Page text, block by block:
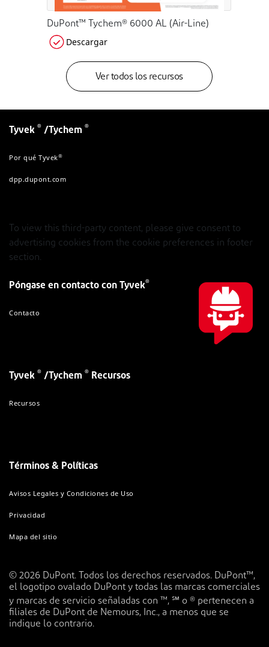
DuPont™ Tychem® 6000 AL (Air-Line)
Descargar
Ver todos los recursos
Tyvek ® /Tychem ®
Por qué Tyvek®
dpp.dupont.com
To view this third-party content, please give consent to
advertising cookies from the cookie preferences in footer
section.
Póngase en contacto con Tyvek®
Contacto
Tyvek ® /Tychem ® Recursos
Recursos
Términos & Políticas
Avisos Legales y Condiciones de Uso
Privacidad
Mapa del sitio
© 2026 DuPont. Todos los derechos reservados. DuPont™,
el logotipo ovalado DuPont y todas las marcas comerciales
y marcas de servicio señaladas con ™, ℠ o ® pertenecen a
filiales de DuPont de Nemours, Inc., a menos que se
indique lo contrario.